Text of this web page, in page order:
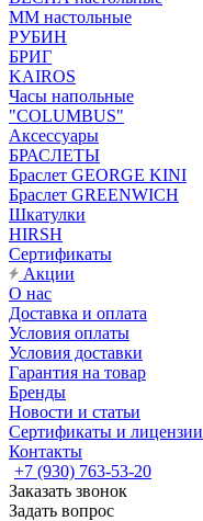
ММ настольные
РУБИН
БРИГ
KAIROS
Часы напольные
"COLUMBUS"
Аксессуары
БРАСЛЕТЫ
Браслет GEORGE KINI
Браслет GREENWICH
Шкатулки
HIRSH
Сертификаты
Акции
О нас
Доставка и оплата
Условия оплаты
Условия доставки
Гарантия на товар
Бренды
Новости и статьи
Сертификаты и лицензии
Контакты
+7 (930) 763-53-20
Заказать звонок
Задать вопрос